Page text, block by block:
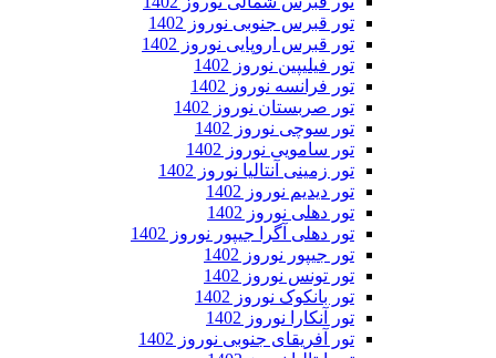
تور قبرس جنوبی نوروز 1402
تور قبرس اروپایی نوروز 1402
تور فیلیپین نوروز 1402
تور فرانسه نوروز 1402
تور صربستان نوروز 1402
تور سوچی نوروز 1402
تور سامویی نوروز 1402
تور زمینی آنتالیا نوروز 1402
تور دیدیم نوروز 1402
تور دهلی نوروز 1402
تور دهلی آگرا جیپور نوروز 1402
تور جیپور نوروز 1402
تور تونس نوروز 1402
تور بانکوک نوروز 1402
تور آنکارا نوروز 1402
تور آفریقای جنوبی نوروز 1402